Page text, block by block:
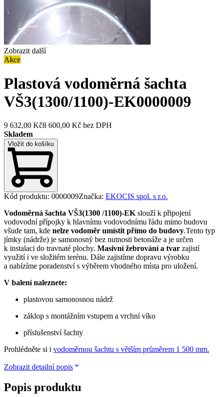
Zobrazit další
Akce
Plastová vodoměrná šachta
VŠ3(1300/1100)-EK0000009
9 632,00 Kč8 600,00 Kč bez DPH
Skladem
Vložit do košíku
Kód produktu: 0000009Značka: EKOCIS spol. s r.o.
Vodoměrná šachta VŠ3(1300 /1100)-EK slouží k připojení
vodovodní přípojky k hlavnímu vodovodnímu řádu mimo budovu
všude tam, kde nelze vodoměr umístit přímo do budovy.Tento typ
jímky (nádrže) je samonosný bez nutnosti betonáže a je určen
k instalaci do travnaté plochy. Masivní žebrování a tvar zajistí
využití i ve složitém terénu. Dále zajistíme dopravu výrobku
a nabízíme poradenství s výběrem vhodného místa pro uložení.
V balení naleznete:
plastovou samonosnou nádrž
záklop s montážním vstupem a vrchní víko
příslušenství šachty
Prohlédněte si i vodoměrnou šachtu s větším průměrem 1 500 mm.
Zobrazit detailní popis
Popis produktu